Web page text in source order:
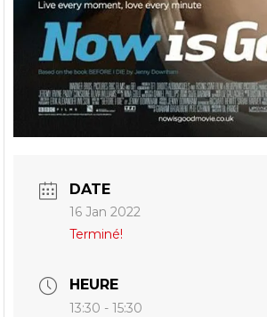
DATE
16 Jan 2022
Terminé!
HEURE
13:30 - 15:30